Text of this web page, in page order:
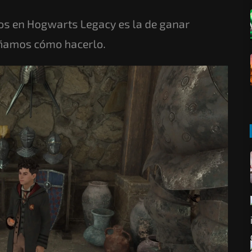
en Hogwarts Legacy es la de ganar
cómo hacerlo.